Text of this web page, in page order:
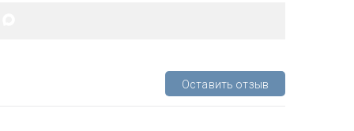
Оставить отзыв